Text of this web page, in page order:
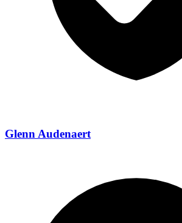
Glenn Audenaert